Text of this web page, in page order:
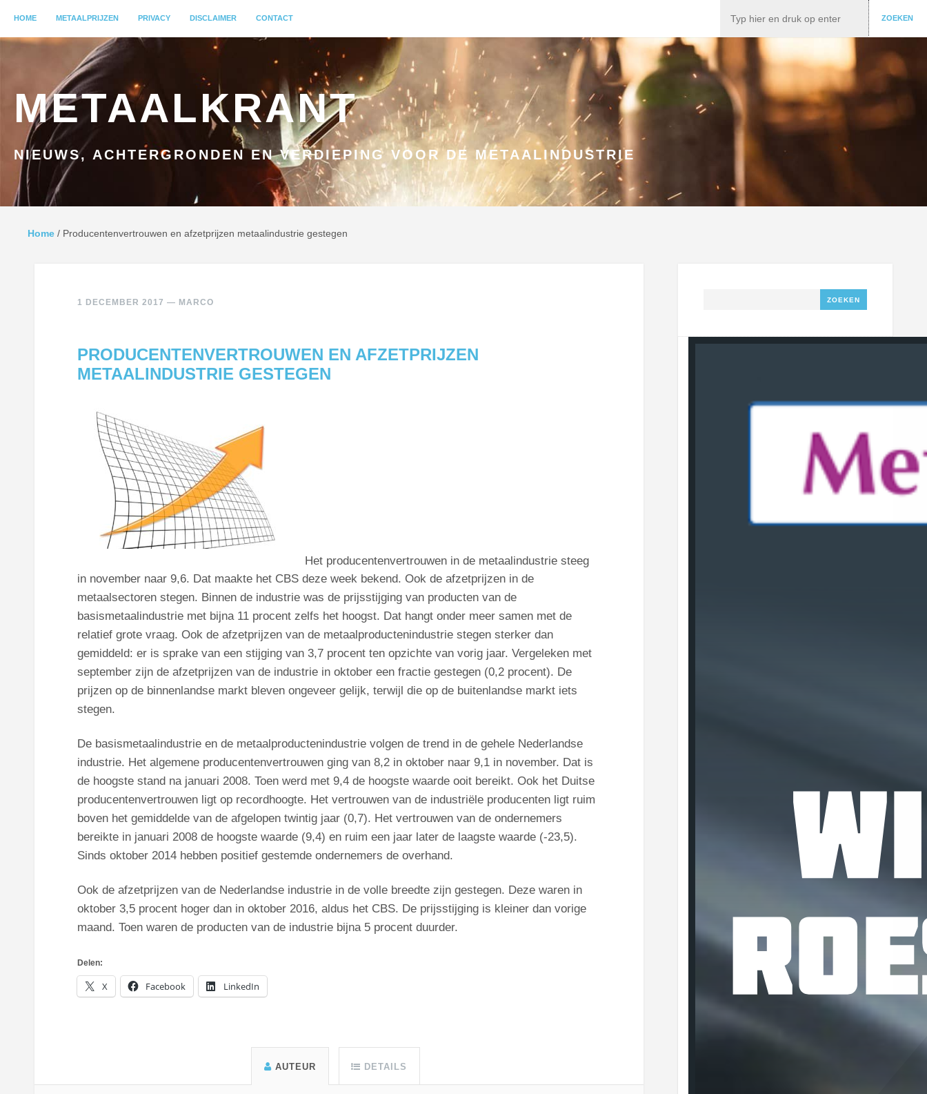
GA NAAR INHOUD
HOME METAALPRIJZEN PRIVACY DISCLAIMER CONTACT ZOEKEN
METAALKRANT
NIEUWS, ACHTERGRONDEN EN VERDIEPING VOOR DE METAALINDUSTRIE
Home / Producentenvertrouwen en afzetprijzen metaalindustrie gestegen
1 DECEMBER 2017 — MARCO
PRODUCENTENVERTROUWEN EN AFZETPRIJZEN
METAALINDUSTRIE GESTEGEN
Het producentenvertrouwen in de metaalindustrie steeg
in november naar 9,6. Dat maakte het CBS deze week bekend. Ook de afzetprijzen in de
metaalsectoren stegen. Binnen de industrie was de prijsstijging van producten van de
basismetaalindustrie met bijna 11 procent zelfs het hoogst. Dat hangt onder meer samen met de
relatief grote vraag. Ook de afzetprijzen van de metaalproductenindustrie stegen sterker dan
gemiddeld: er is sprake van een stijging van 3,7 procent ten opzichte van vorig jaar. Vergeleken met
september zijn de afzetprijzen van de industrie in oktober een fractie gestegen (0,2 procent). De
prijzen op de binnenlandse markt bleven ongeveer gelijk, terwijl die op de buitenlandse markt iets
stegen.
De basismetaalindustrie en de metaalproductenindustrie volgen de trend in de gehele Nederlandse
industrie. Het algemene producentenvertrouwen ging van 8,2 in oktober naar 9,1 in november. Dat is
de hoogste stand na januari 2008. Toen werd met 9,4 de hoogste waarde ooit bereikt. Ook het Duitse
producentenvertrouwen ligt op recordhoogte. Het vertrouwen van de industriële producenten ligt ruim
boven het gemiddelde van de afgelopen twintig jaar (0,7). Het vertrouwen van de ondernemers
bereikte in januari 2008 de hoogste waarde (9,4) en ruim een jaar later de laagste waarde (-23,5).
Sinds oktober 2014 hebben positief gestemde ondernemers de overhand.
Ook de afzetprijzen van de Nederlandse industrie in de volle breedte zijn gestegen. Deze waren in
oktober 3,5 procent hoger dan in oktober 2016, aldus het CBS. De prijsstijging is kleiner dan vorige
maand. Toen waren de producten van de industrie bijna 5 procent duurder.
Delen:
X Facebook LinkedIn
AUTEUR DETAILS